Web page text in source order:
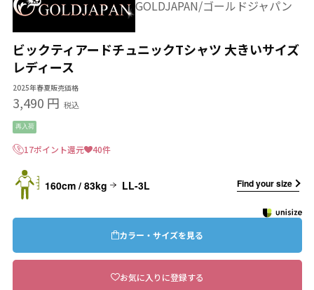
GOLDJAPAN/ゴールドジャパン
ビックティアードチュニックTシャツ 大きいサイズ
レディース
2025年春夏販売価格
3,490 円 税込
再入荷
17ポイント還元 40件
160cm / 83kg LL-3L Find your size
カラー・サイズを見る
お気に入りに登録する